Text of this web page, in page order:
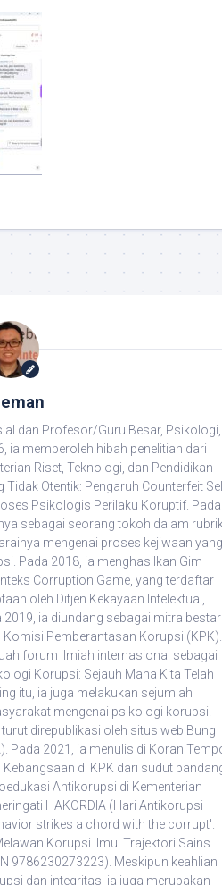
dan Profesor/Guru Besar, Psikologi,
ia memperoleh hibah penelitian dari
Riset, Teknologi, dan Pendidikan
Otentik: Pengaruh Counterfeit
Psikologis Perilaku Koruptif. Pada
sebagai seorang tokoh dalam rubrik
mengenai proses kejiwaan yang
Pada 2018, ia menghasilkan Gim
Corruption Game, yang terdaftar
oleh Ditjen Kekayaan Intelektual,
ia diundang sebagai mitra bestari
Pemberantasan Korupsi (KPK).
forum ilmiah internasional sebagai
Korupsi: Sejauh Mana Kita Telah
itu, ia juga melakukan sejumlah
mengenai psikologi korupsi.
direpublikasi oleh situs web Bung
Pada 2021, ia menulis di Koran
di KPK dari sudut
Antikorupsi di Kementerian
HAKORDIA (Hari Antikorupsi
strikes a chord with the corrupt'.
Korupsi Ilmu: Trajektori Sains
9786230273223). Meskipun keahlian
dan integritas, ia juga merupakan